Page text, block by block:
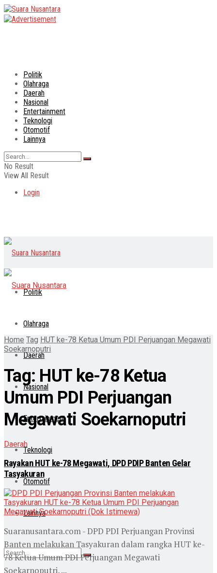
Politik
Olahraga
Daerah
Nasional
Entertainment
Teknologi
Otomotif
Lainnya
No Result
View All Result
Login
Politik
Olahraga
Daerah
Nasional
Entertainment
Teknologi
Otomotif
Lainnya
Home Tag HUT ke-78 Ketua Umum PDI Perjuangan Megawati
Soekarnoputri
Tag: HUT ke-78 Ketua
Umum PDI Perjuangan
Megawati Soekarnoputri
Daerah
Rayakan HUT ke-78 Megawati, DPD PDIP Banten Gelar
Tasyakuran
Suaranusantara.com - DPD PDI Perjuangan Provinsi
Banten melakukan Tasyakuran dalam rangka HUT ke-
78 Ketua Umum PDI Perjuangan Megawati
Soekarnoputri, ...